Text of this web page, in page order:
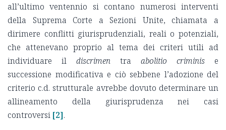
all’ultimo ventennio si contano numerosi interventi
della Suprema Corte a Sezioni Unite, chiamata a
dirimere conflitti giurisprudenziali, reali o potenziali,
che attenevano proprio al tema dei criteri utili ad
individuare il discrimen tra abolitio criminis e
successione modificativa e ciò sebbene l’adozione del
criterio c.d. strutturale avrebbe dovuto determinare un
allineamento della giurisprudenza nei casi
controversi [2].